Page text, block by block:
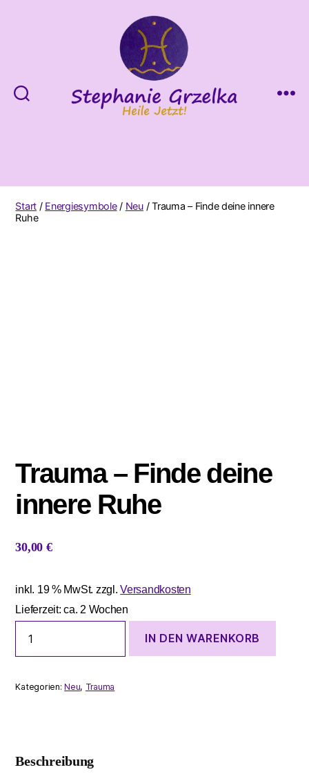
Start / Energiesymbole/ Neu/ Trauma – Finde deine innere
Ruhe
Trauma – Finde deine
innere Ruhe
30,00 €
inkl. 19 % MwSt. zzgl.Versandkosten
Lieferzeit:ca. 2 Wochen
Finde
innere
Ruhe
IN DEN WARENKORB
Kategorien:Neu, Trauma
Beschreibung